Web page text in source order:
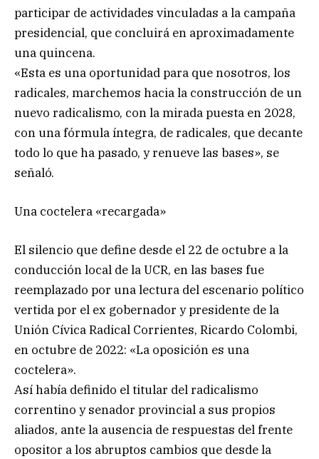
participar de actividades vinculadas a la campaña
presidencial, que concluirá en aproximadamente
una quincena.
«Esta es una oportunidad para que nosotros, los
radicales, marchemos hacia la construcción de un
nuevo radicalismo, con la mirada puesta en 2028,
con una fórmula íntegra, de radicales, que decante
todo lo que ha pasado, y renueve las bases», se
señaló.
Una coctelera «recargada»
El silencio que define desde el 22 de octubre a la
conducción local de la UCR, en las bases fue
reemplazado por una lectura del escenario político
vertida por el ex gobernador y presidente de la
Unión Cívica Radical Corrientes, Ricardo Colombi,
en octubre de 2022: «La oposición es una
coctelera».
Así había definido el titular del radicalismo
correntino y senador provincial a sus propios
aliados, ante la ausencia de respuestas del frente
opositor a los abruptos cambios que desde la